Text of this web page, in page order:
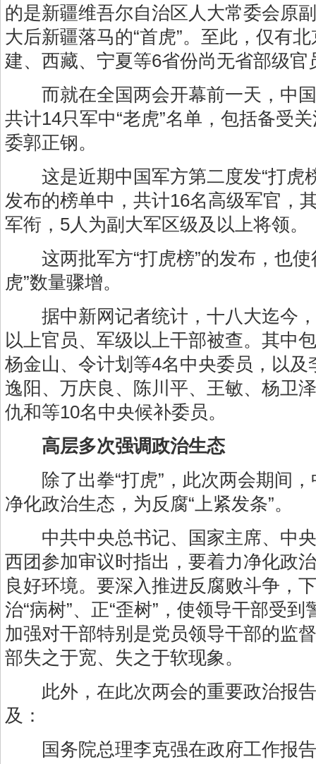
的是新疆维吾尔自治区人大常委会原
大后新疆落马的“首虎”。至此，仅有
建、西藏、宁夏等6省份尚无省部级官
而就在全国两会开幕前一天，中国
共计14只军中“老虎”名单，包括备受
委郭正钢。
这是近期中国军方第二度发“打虎
发布的榜单中，共计16名高级军官，
军衔，5人为副大军区级及以上将领。
这两批军方“打虎榜”的发布，也使
虎”数量骤增。
据中新网记者统计，十八大迄今，
以上官员、军级以上干部被查。其中
杨金山、令计划等4名中央委员，以及
逸阳、万庆良、陈川平、王敏、杨卫
仇和等10名中央候补委员。
高层多次强调政治生态
除了出拳“打虎”，此次两会期间，
净化政治生态，为反腐“上紧发条”。
中共中央总书记、国家主席、中央
西团参加审议时指出，要着力净化政
良好环境。要深入推进反腐败斗争，
治“病树”、正“歪树”，使领导干部受
加强对干部特别是党员领导干部的监
部失之于宽、失之于软现象。
此外，在此次两会的重要政治报告
及：
国务院总理李克强在政府工作报告